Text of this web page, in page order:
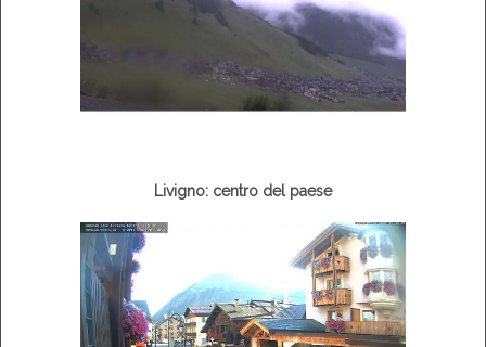
Livigno: centro del paese